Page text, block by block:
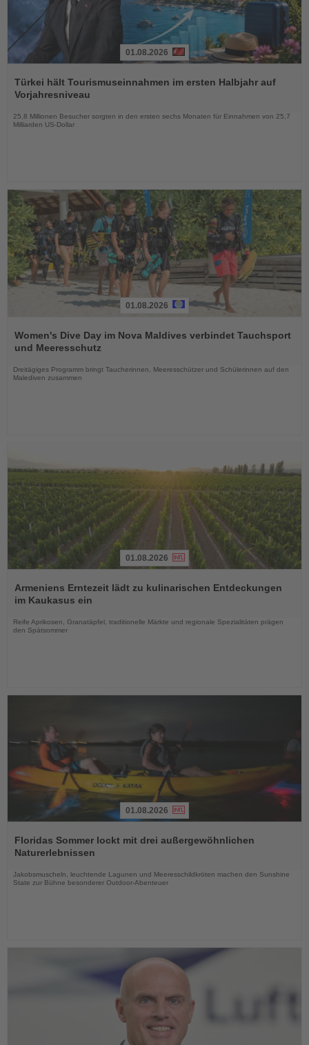
Sie
die
Nachrichten
01.08.2026
Türkei hält Tourismuseinnahmen im ersten Halbjahr auf
Vorjahresniveau
25,8 Millionen Besucher sorgten in den ersten sechs Monaten für Einnahmen von 25,7
Milliarden US-Dollar
Sie
die
01.08.2026
Women's Dive Day im Nova Maldives verbindet Tauchsport
und Meeresschutz
Dreitägiges Programm bringt Taucherinnen, Meeresschützer und Schülerinnen auf den
Malediven zusammen
Sie
die
01.08.2026
Armeniens Erntezeit lädt zu kulinarischen Entdeckungen
im Kaukasus ein
Reife Aprikosen, Granatäpfel, traditionelle Märkte und regionale Spezialitäten prägen
den Spätsommer
Sie
die
01.08.2026
Floridas Sommer lockt mit drei außergewöhnlichen
Naturerlebnissen
Jakobsmuscheln, leuchtende Lagunen und Meeresschildkröten machen den Sunshine
State zur Bühne besonderer Outdoor-Abenteuer